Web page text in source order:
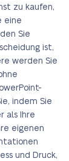
zu kaufen,
eine
Sie
ist,
werden Sie
indem Sie
als Ihre
eigenen
und Druck,